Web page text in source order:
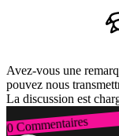
Avez-vous une
pouvez nous
La discussion est
0 Commentaires
Connexion